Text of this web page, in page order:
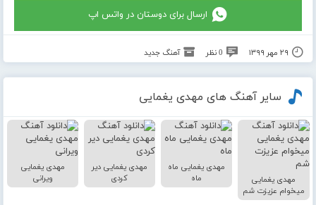
ارسال برای دوستان در واتس اپ
۲۹ مهر ۱۳۹۹ 0 نظر آهنگ جدید
سایر آهنگ های مهدی یغمایی
مهدی یغمایی
میخوام عزیزت شم
مهدی یغمایی ماه
ماه
مهدی یغمایی دیر
کردی
مهدی یغمایی
ویرانی